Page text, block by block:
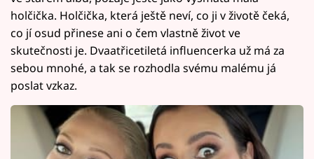
holčička. Holčička, která ještě neví, co ji v životě čeká,
co jí osud přinese ani o čem vlastně život ve
skutečnosti je. Dvaatřicetiletá influencerka už má za
sebou mnohé, a tak se rozhodla svému malému já
poslat vzkaz.